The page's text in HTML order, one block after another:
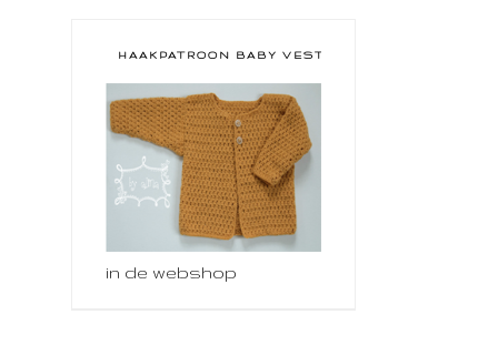
HAAKPATROON BABY VESTJE
in de webshop